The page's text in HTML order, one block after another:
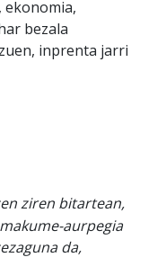
bezala
inprenta jarri
ziren bitartean,
aurpegia
da,